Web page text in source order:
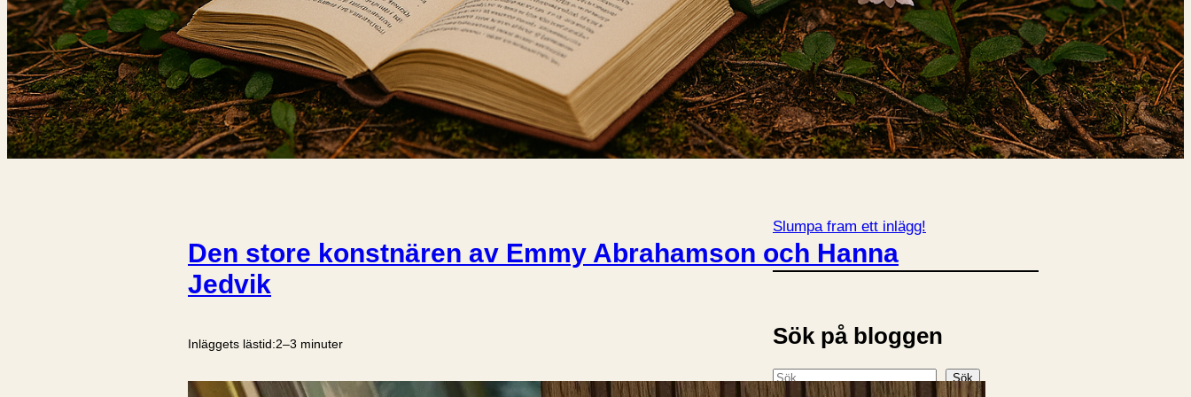
Den store konstnären av Emmy Abrahamson och Hanna
Jedvik
Inläggets lästid:2–3 minuter
Slumpa fram ett inlägg!
Sök på bloggen
S
Sök